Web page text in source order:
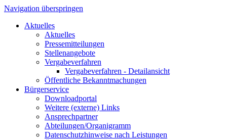
Navigation überspringen
Aktuelles
Aktuelles
Pressemitteilungen
Stellenangebote
Vergabeverfahren
Vergabeverfahren - Detailansicht
Öffentliche Bekanntmachungen
Bürgerservice
Downloadportal
Weitere (externe) Links
Ansprechpartner
Abteilungen/Organigramm
Datenschutzhinweise nach Leistungen